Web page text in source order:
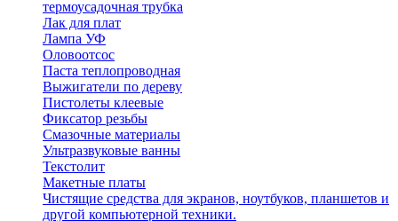
термоусадочная трубка
Лак для плат
Лампа УФ
Оловоотсос
Паста теплопроводная
Выжигатели по дереву
Пистолеты клеевые
Фиксатор резьбы
Смазочные материалы
Ультразвуковые ванны
Текстолит
Макетные платы
Чистящие средства для экранов, ноутбуков, планшетов и
другой компьютерной техники.